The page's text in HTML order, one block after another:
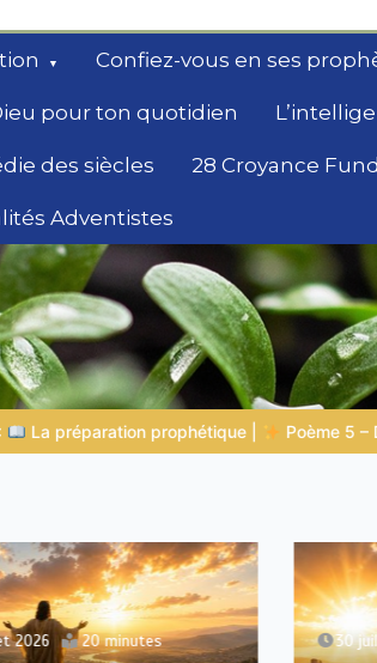
Confiez-vous en ses
pour ton quotidien
des siècles 28 Croyance
Adventistes
un
ses serviteurs Histoires
2026 20 minutes 30